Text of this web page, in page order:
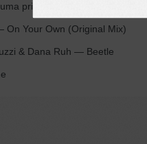
prise
On Your Own (Original Mix)
& Dana Ruh — Beetle